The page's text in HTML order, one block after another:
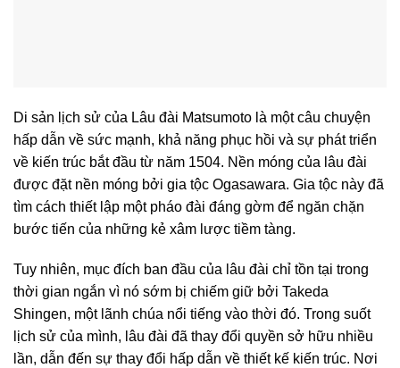
Di sản lịch sử của Lâu đài Matsumoto là một câu chuyện
hấp dẫn về sức mạnh, khả năng phục hồi và sự phát triển
về kiến trúc bắt đầu từ năm 1504. Nền móng của lâu đài
được đặt nền móng bởi gia tộc Ogasawara. Gia tộc này đã
tìm cách thiết lập một pháo đài đáng gờm để ngăn chặn
bước tiến của những kẻ xâm lược tiềm tàng.
Tuy nhiên, mục đích ban đầu của lâu đài chỉ tồn tại trong
thời gian ngắn vì nó sớm bị chiếm giữ bởi Takeda
Shingen, một lãnh chúa nổi tiếng vào thời đó. Trong suốt
lịch sử của mình, lâu đài đã thay đổi quyền sở hữu nhiều
lần, dẫn đến sự thay đổi hấp dẫn về thiết kế kiến trúc. Nơi